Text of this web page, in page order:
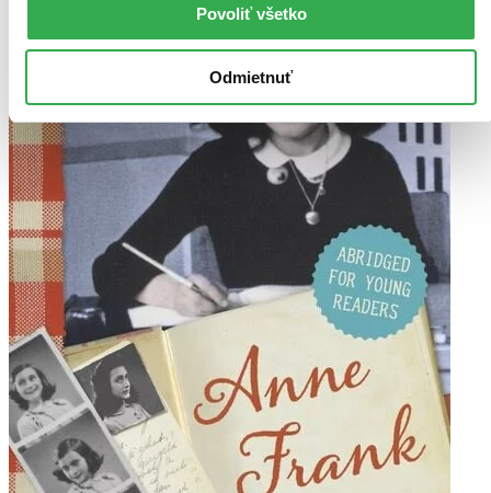
Povoliť všetko
Odmietnuť